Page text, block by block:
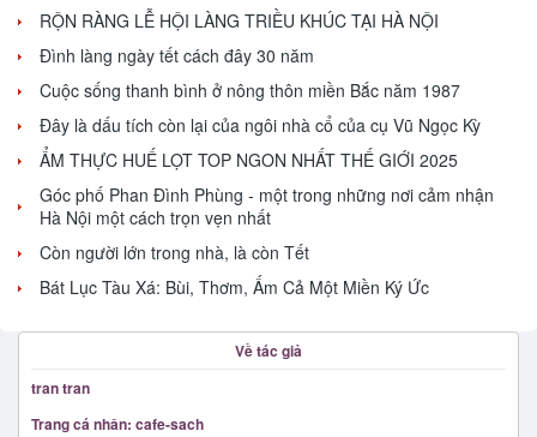
RỘN RÀNG LỄ HỘI LÀNG TRIỀU KHÚC TẠI HÀ NỘI
Đình làng ngày tết cách đây 30 năm
Cuộc sống thanh bình ở nông thôn miền Bắc năm 1987
Đây là dấu tích còn lại của ngôi nhà cổ của cụ Vũ Ngọc Kỳ
ẨM THỰC HUẾ LỌT TOP NGON NHẤT THẾ GIỚI 2025
Góc phố Phan Đình Phùng - một trong những nơi cảm nhận
Hà Nội một cách trọn vẹn nhất
Còn người lớn trong nhà, là còn Tết
Bát Lục Tàu Xá: Bùi, Thơm, Ấm Cả Một Miền Ký Ức
Về tác giả
tran tran
Trang cá nhân: cafe-sach